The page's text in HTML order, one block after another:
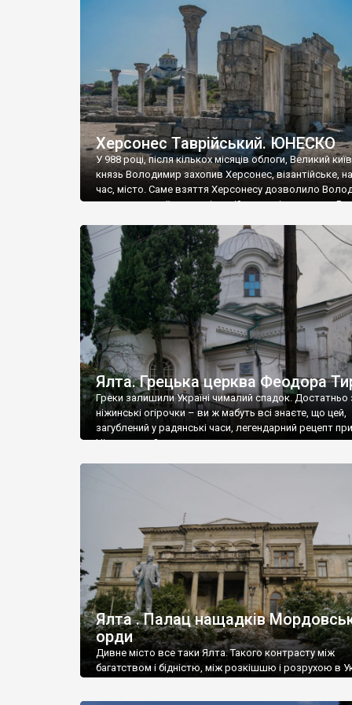
візантійської доби. Раритети викрадені з фондів
культурної спадщини ЮНЕСКО «Херсонеса
Офіційно – на виставку «Золото Візантії», але
влада в Україні вважають це лише […]
Херсонес Таврійський. ЮНЕСКО
У 988 році, після кількох місяців облоги, Великий
князь Володимир захопив Херсонес, візантійське,
час, місто. Саме взяття Херсонесу дозволило
диктувати свої умови візантійському імператору
Херсонесі Володимир-язичник, став Василем-
християнином. А потім було Хрещення Русі. На честь
Херсонесу Таврійського названо місто […]
Ялта. Грецька церква Феодора
Греки залишили Україні чималий спадок. Достатньо
ніжинські огірочки – ви ж мабуть всі знаєте, що цей,
загублений у радянські часи, легендарний рецепт
Ніжин греки?
Ялта . Палац нащадків
орди
Дивне місто все таки Ялта. Такого контрасту між
багатством і бідністю, між розкішшю і розрухою в